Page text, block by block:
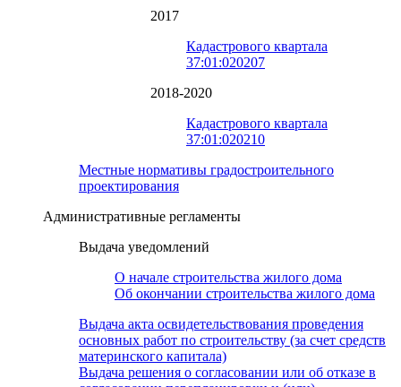
2017
Кадастрового квартала
37:01:020207
2018-2020
Кадастрового квартала
37:01:020210
Местные нормативы градостроительного
проектирования
Административные регламенты
Выдача уведомлений
О начале строительства жилого дома
Об окончании строительства жилого дома
Выдача акта освидетельствования проведения
основных работ по строительству (за счет средств
материнского капитала)
Выдача решения о согласовании или об отказе в